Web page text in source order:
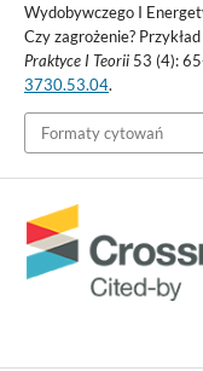
Wydobywczego I
Czy zagrożenie?
Praktyce I Teorii53 (4):
3730.53.04.
Formaty cytowań